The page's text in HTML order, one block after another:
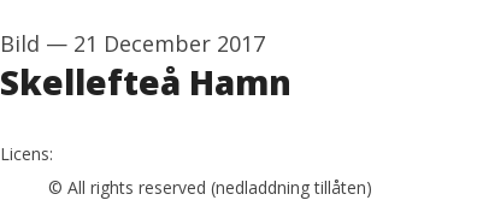
Bild — 21 December 2017
Skellefteå Hamn
go to media item
Licens:
© All rights reserved (nedladdning tillåten)